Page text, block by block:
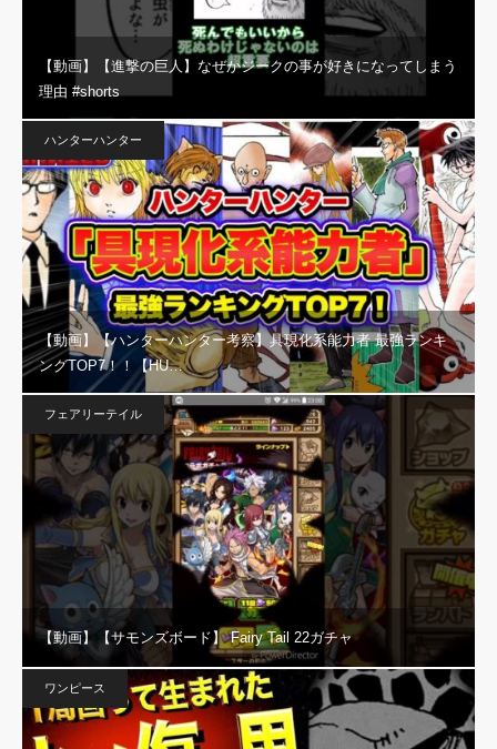
【動画】【進撃の巨人】なぜかジークの事が好きになってしまう
理由 #shorts
ハンターハンター
【動画】【ハンターハンター考察】具現化系能力者 最強ランキ
ングTOP7！！【HU…
フェアリーテイル
【動画】【サモンズボード】 Fairy Tail 22ガチャ
ワンピース